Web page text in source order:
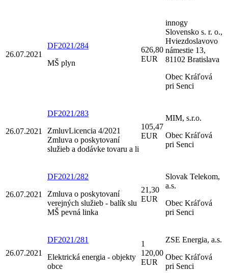
26.07.2021
DF2021/284
MŠ plyn
626,80
EUR
innogy
Slovensko s. r. o.,
Hviezdoslavovo
námestie 13,
81102 Bratislava
Obec Kráľová
pri Senci
26.07.2021
DF2021/283
ZmluvLicencia 4/2021
Zmluva o poskytovaní
služieb a dodávke tovaru a li
105,47
EUR
MIM, s.r.o.
Obec Kráľová
pri Senci
26.07.2021
DF2021/282
Zmluva o poskytovaní
verejných služieb - balík slu
MŠ pevná linka
21,30
EUR
Slovak Telekom,
a.s.
Obec Kráľová
pri Senci
26.07.2021
DF2021/281
Elektrická energia - objekty
obce
1
120,00
EUR
ZSE Energia, a.s.
Obec Kráľová
pri Senci